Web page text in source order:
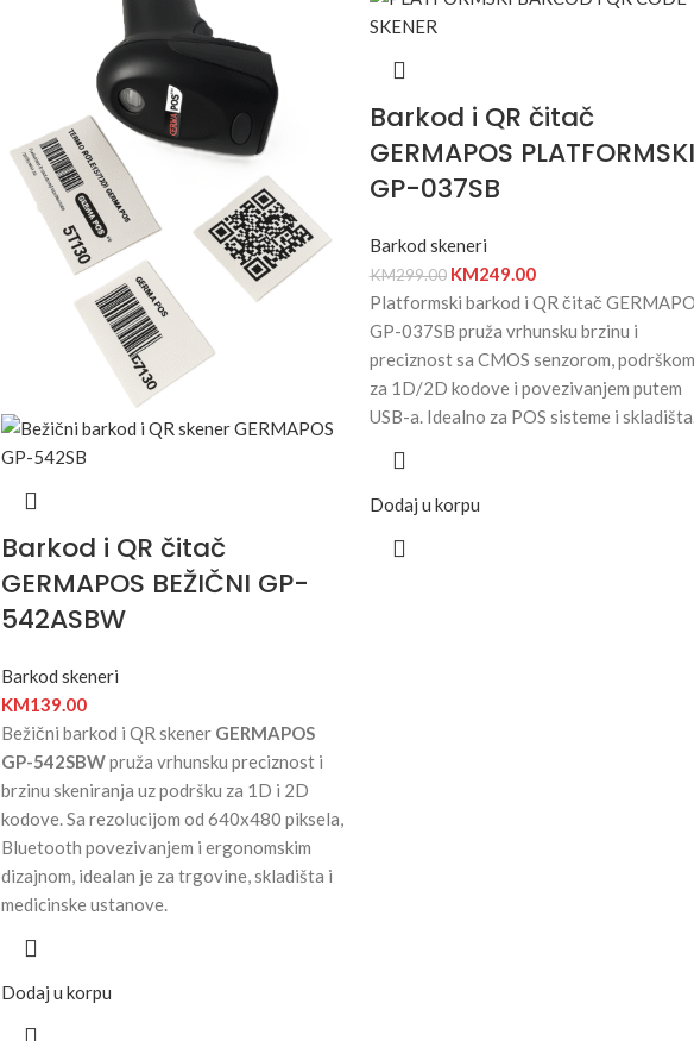
Barkod i QR čitač
GERMAPOS BEŽIČNI GP-
542ASBW
Barkod skeneri
KM139.00
Bežični barkod i QR skener GERMAPOS
GP-542SBWpruža vrhunsku preciznost i
brzinu skeniranja uz podršku za 1D i 2D
kodove. Sa rezolucijom od 640x480 piksela,
Bluetooth povezivanjem i ergonomskim
dizajnom, idealan je za trgovine, skladišta i
medicinske ustanove.
Dodaj u korpu
Barkod i QR čitač
GERMAPOS PLATFORMSKI
GP-037SB
Barkod skeneri
KM299.00 KM249.00
Platformski barkod i QR čitač
GP-037SB pruža vrhunsku brzinu i
preciznost sa CMOS senzorom, podrškom
za 1D/2D kodove i povezivanjem putem
USB-a. Idealno za POS sisteme i
Dodaj u korpu